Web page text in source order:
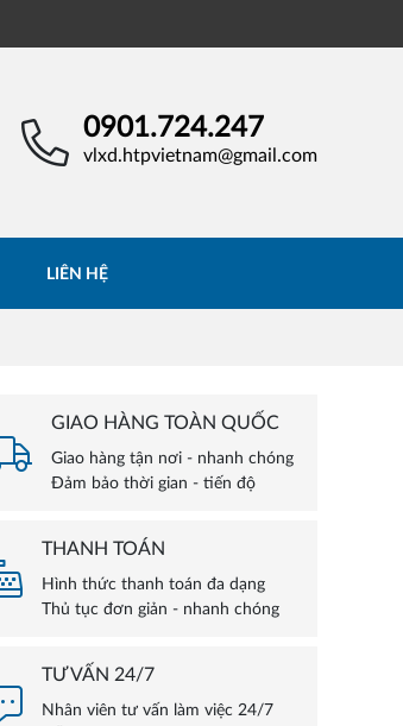
0901.724.247
vlxd.htpvietnam@gmail.com
LIÊN HỆ
GIAO HÀNG TOÀN QUỐC
Giao hàng tận nơi - nhanh chóng
Đảm bảo thời gian - tiến độ
THANH TOÁN
Hình thức thanh toán đa dạng
Thủ tục đơn giản - nhanh chóng
TƯ VẤN 24/7
Nhân viên tư vấn làm việc 24/7